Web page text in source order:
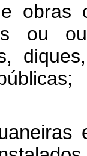
obras
ou